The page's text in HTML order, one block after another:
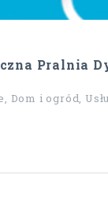
Pralnia
Dom i ogród,